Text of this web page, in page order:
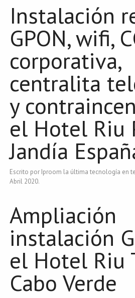
Instalación
GPON, wifi,
corporativa,
centralita
y
el Hotel Riu
Jandía
Escrito por Iproom la última tecnología en
Abril 2020.
Ampliación
instalación
el Hotel Riu
Cabo Verde